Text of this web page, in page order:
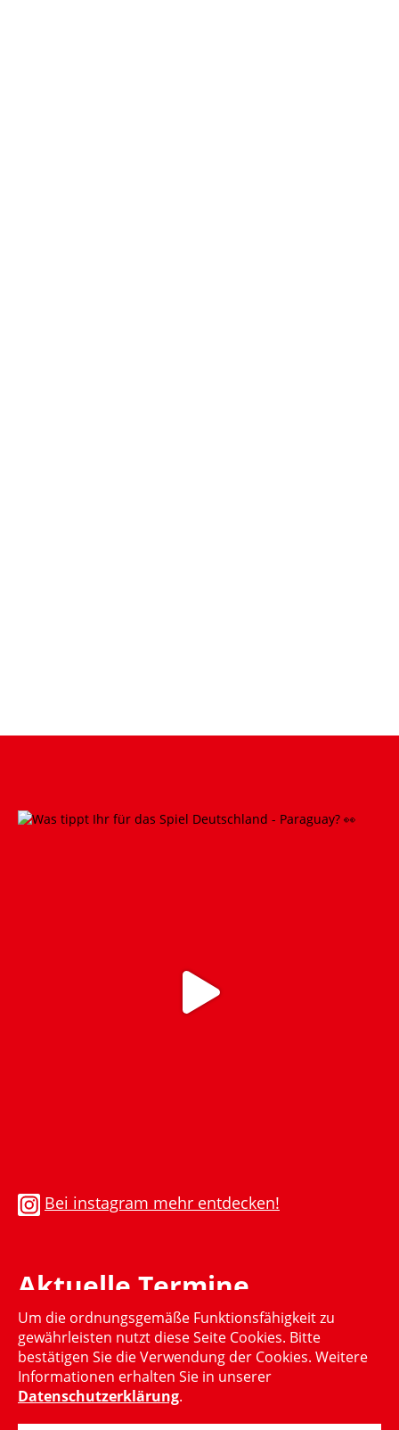
Bei instagram mehr entdecken!
Aktuelle Termine
Momentan gibt es keinen aktuellen Termin
Um die ordnungsgemäße Funktionsfähigkeit zu
gewährleisten nutzt diese Seite Cookies. Bitte
bestätigen Sie die Verwendung der Cookies. Weitere
Informationen erhalten Sie in unserer
Datenschutzerklärung.